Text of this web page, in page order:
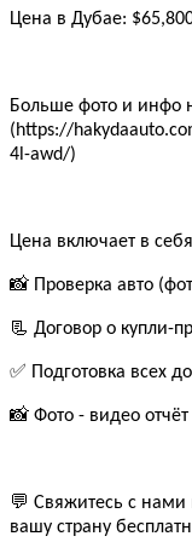
Цена в Дубае:
Больше фото и инфо
(https://
4l-awd/)
Цена включает в
📸 Проверка авто
📃 Договор о купли-
✅ Подготовка всех
📸 Фото - видео
💬 Свяжитесь с нами
вашу страну